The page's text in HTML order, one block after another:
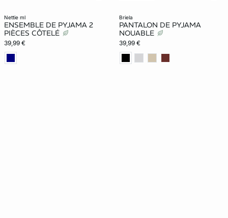
nettie ml
ENSEMBLE DE PYJAMA 2
PIÈCES CÔTELÉ
39,99 €
briela
PANTALON DE PYJAMA
NOUABLE
39,99 €